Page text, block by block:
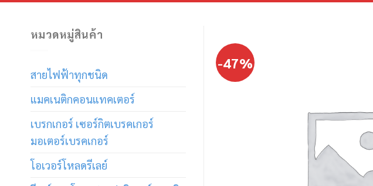
หมวดหมู่สินค้า
สายไฟฟ้าทุกชนิด
แมคเนติกคอนแทคเตอร์
เบรกเกอร์ เซอร์กิตเบรคเกอร์
มอเตอร์เบรคเกอร์
โอเวอร์โหลดรีเลย์
-47%